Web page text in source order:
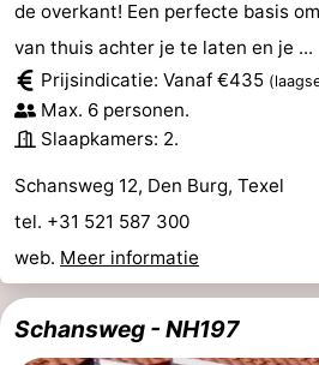
de overkant! Een perfecte basis
van thuis achter je te laten en je ...
Prijsindicatie: Vanaf €435
Max. 6 personen.
Slaapkamers: 2.
Schansweg 12, Den Burg, Texel
tel. +31 521 587 300
web. Meer informatie
Schansweg - NH197